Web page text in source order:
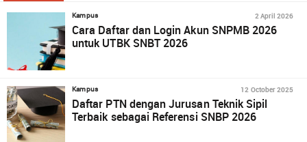
Kampus 2 April 2026
Cara Daftar dan Login Akun SNPMB 2026
untuk UTBK SNBT 2026
Kampus 12 October 2025
Daftar PTN dengan Jurusan Teknik Sipil
Terbaik sebagai Referensi SNBP 2026